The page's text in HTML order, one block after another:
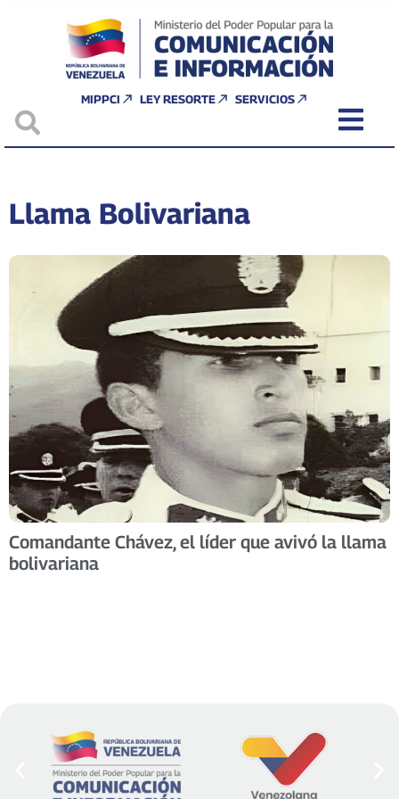
MIPPCI LEY RESORTE SERVICIOS
Llama Bolivariana
Comandante Chávez, el líder que avivó la llama
bolivariana